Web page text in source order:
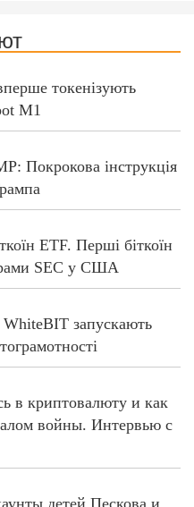
токенізують
M1
Покрокова інструкція
ETF. Перші біткоїн
SEC у США
запускають
в криптовалюту и как
войны. Интервью с